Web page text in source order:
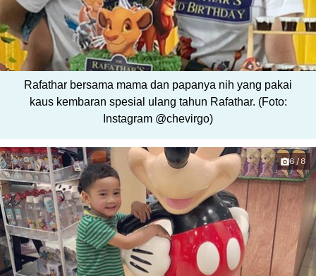
Rafathar bersama mama dan papanya nih yang pakai
kaus kembaran spesial ulang tahun Rafathar. (Foto:
Instagram @chevirgo)
6/8